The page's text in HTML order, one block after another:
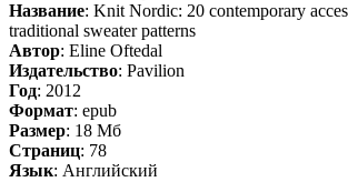
Название: Knit Nordic: 20 contemporary
traditional sweater patterns
Автор: Eline Oftedal
Издательство: Pavilion
Год: 2012
Формат: epub
Размер: 18 Мб
Страниц: 78
Язык: Английский